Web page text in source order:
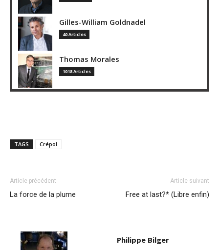
Gilles-William Goldnadel
40 Articles
Thomas Morales
1018 Articles
TAGS Crépol
Article précédent
La force de la plume
Article suivant
Free at last?* (Libre enfin)
Philippe Bilger